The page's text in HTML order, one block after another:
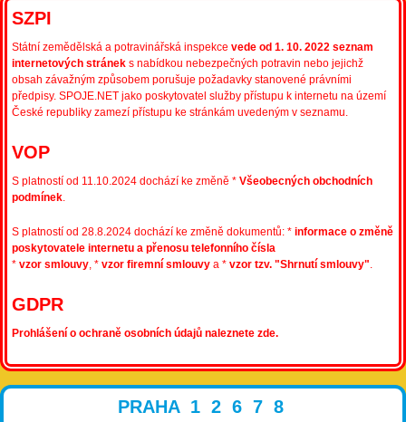
SZPI
Státní zemědělská a potravinářská inspekce vede od 1. 10. 2022 seznam
internetových stránek s nabídkou nebezpečných potravin nebo jejichž
obsah závažným způsobem porušuje požadavky stanovené právními
předpisy. SPOJE.NET jako poskytovatel služby přístupu k internetu na území
České republiky zamezí přístupu ke stránkám uvedeným v seznamu.
VOP
S platností od 11.10.2024 dochází ke změně * Všeobecných obchodních
podmínek.
S platností od 28.8.2024 dochází ke změně dokumentů: * informace o změně
poskytovatele internetu a přenosu telefonního čísla
* vzor smlouvy, * vzor firemní smlouvy a * vzor tzv. "Shrnutí smlouvy".
GDPR
Prohlášení o ochraně osobních údajů naleznete zde.
PRAHA 1 2 6 7 8